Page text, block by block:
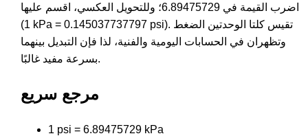
اضرب القيمة في 6.89475729؛ وللتحويل العكسي، اقسم عليها
(1 kPa = 0.145037737797 psi). تقيس كلتا الوحدتين الضغط
وتظهران في الحسابات اليومية والفنية، لذا فإن التبديل بينهما
بسرعة مفيد غالبًا.
مرجع سريع
1 psi = 6.89475729 kPa